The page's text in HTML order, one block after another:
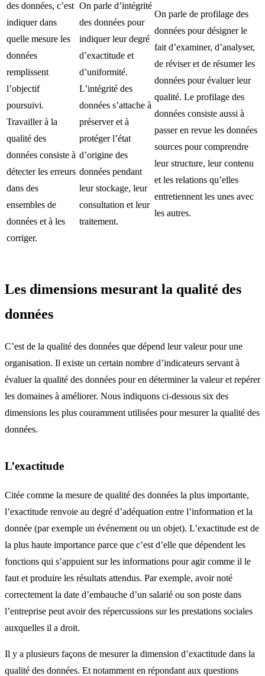
des données, c’est
indiquer dans
quelle mesure les
données
remplissent
l’objectif
poursuivi.
Travailler à la
qualité des
données consiste à
détecter les erreurs
dans des
ensembles de
données et à les
corriger.
On parle d’intégrité
des données pour
indiquer leur degré
d’exactitude et
d’uniformité.
L’intégrité des
données s’attache à
préserver et à
protéger l’état
d’origine des
données pendant
leur stockage, leur
consultation et leur
traitement.
On parle de profilage des
données pour désigner le
fait d’examiner, d’analyser,
de réviser et de résumer les
données pour évaluer leur
qualité. Le profilage des
données consiste aussi à
passer en revue les données
sources pour comprendre
leur structure, leur contenu
et les relations qu’elles
entretiennent les unes avec
les autres.
Les dimensions mesurant la qualité des
données
C’est de la qualité des données que dépend leur valeur pour une
organisation. Il existe un certain nombre d’indicateurs servant à
évaluer la qualité des données pour en déterminer la valeur et repérer
les domaines à améliorer. Nous indiquons ci-dessous six des
dimensions les plus couramment utilisées pour mesurer la qualité des
données.
L’exactitude
Citée comme la mesure de qualité des données la plus importante,
l’exactitude renvoie au degré d’adéquation entre l’information et la
donnée (par exemple un événement ou un objet). L’exactitude est de
la plus haute importance parce que c’est d’elle que dépendent les
fonctions qui s’appuient sur les informations pour agir comme il le
faut et produire les résultats attendus. Par exemple, avoir noté
correctement la date d’embauche d’un salarié ou son poste dans
l’entreprise peut avoir des répercussions sur les prestations sociales
auxquelles il a droit.
Il y a plusieurs façons de mesurer la dimension d’exactitude dans la
qualité des données. Et notamment en répondant aux questions